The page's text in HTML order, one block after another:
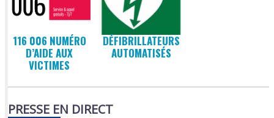
116 006 NUMÉRO
D’AIDE AUX
VICTIMES
DÉFIBRILLATEURS
AUTOMATISÉS
PRESSE EN DIRECT